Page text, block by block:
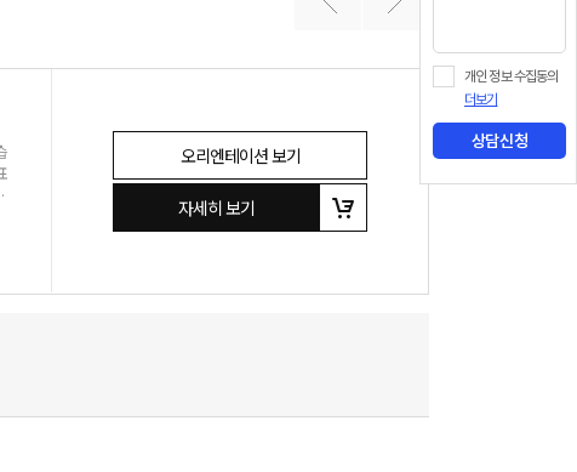
오리엔테이션 보기
자세히 보기
개인 정보 수집동의
더보기
상담신청